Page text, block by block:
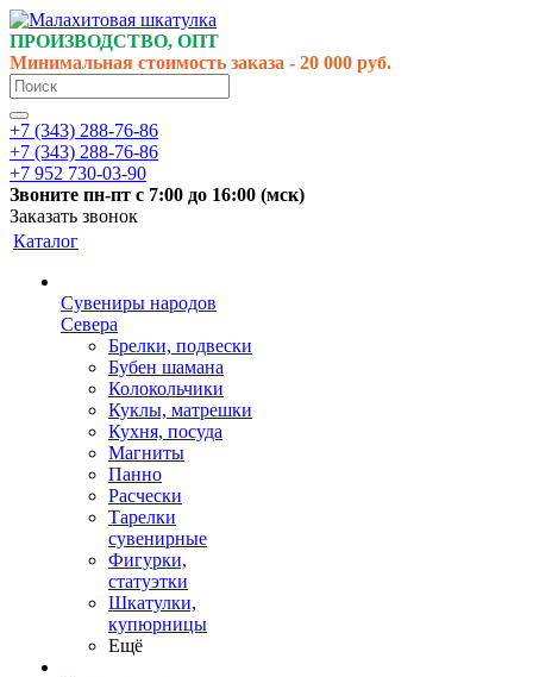
ПРОИЗВОДСТВО, ОПТ
Минимальная стоимость заказа - 20 000 руб.
+7 (343) 288-76-86
+7 (343) 288-76-86
+7 952 730-03-90
Звоните пн-пт с 7:00 до 16:00 (мск)
Заказать звонок
Каталог
Сувениры народов
Севера
Брелки, подвески
Бубен шамана
Колокольчики
Куклы, матрешки
Кухня, посуда
Магниты
Панно
Расчески
Тарелки
сувенирные
Фигурки,
статуэтки
Шкатулки,
купюрницы
Ещё